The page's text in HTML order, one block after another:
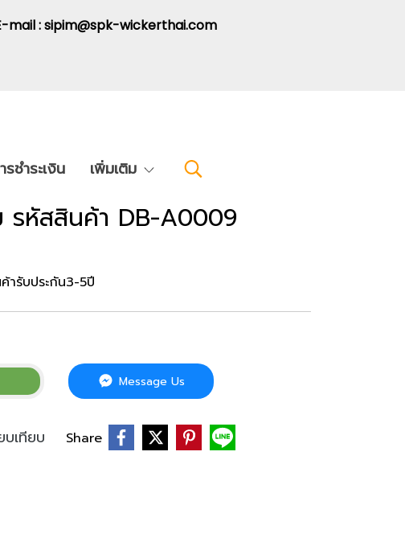
mail : sipim@spk-wickerthai.com
ชำระเงิน เพิ่มเติม
รหัสสินค้า DB-A0009
ารับประกัน3-5ปี
Message Us
บเทียบ Share